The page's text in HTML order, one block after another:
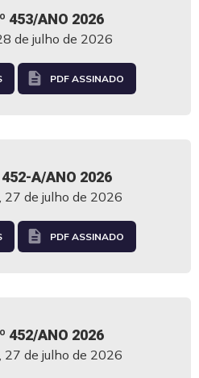
453/ANO 2026
de julho de 2026
description PDF ASSINADO
452-A/ANO 2026
27 de julho de 2026
description PDF ASSINADO
452/ANO 2026
27 de julho de 2026